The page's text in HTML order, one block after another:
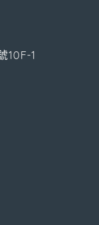
10F-1